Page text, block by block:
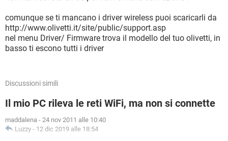
comunque se ti mancano i driver wireless puoi scaricarli da
http://www.olivetti.it/site/public/support.asp
nel menu Driver/ Firmware trova il modello del tuo olivetti, in
basso ti escono tutti i driver
Discussioni simili
Il mio PC rileva le reti WiFi, ma non si connette
maddalena - 24 nov 2011 alle 10:40
Luzzy - 12 dic 2019 alle 18:54